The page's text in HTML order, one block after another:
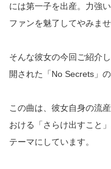
には第一子を出産。力強
ファンを魅了してやみませ
そんな彼女の今回ご紹介
開された「No Secrets」の
この曲は、彼女自身の流
おける「さらけ出すこと
テーマにしています。